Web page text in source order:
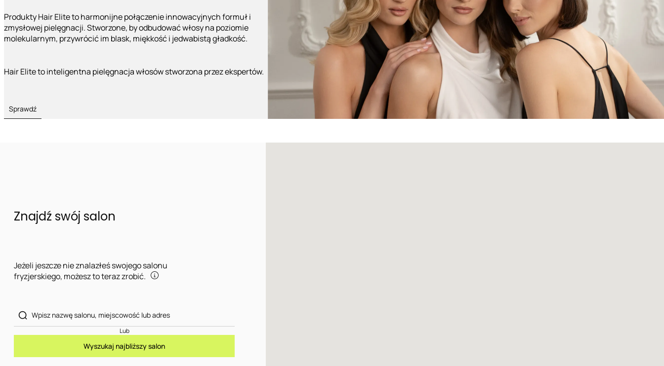
Produkty Hair Elite to harmonijne połączenie innowacyjnych formuł i
zmysłowej pielęgnacji. Stworzone, by odbudować włosy na poziomie
molekularnym, przywrócić im blask, miękkość i jedwabistą gładkość.
Hair Elite to inteligentna pielęgnacja włosów stworzona przez ekspertów.
Sprawdź
Znajdź swój salon
Jeżeli jeszcze nie znalazłeś swojego salonu
fryzjerskiego, możesz to teraz zrobić.
Lub
Wyszukaj najbliższy salon